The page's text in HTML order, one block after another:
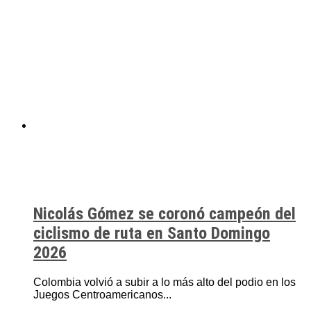
Nicolás Gómez se coronó campeón del
ciclismo de ruta en Santo Domingo
2026
Colombia volvió a subir a lo más alto del podio en los
Juegos Centroamericanos...